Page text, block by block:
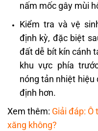
nấm mốc gây mùi
Kiểm tra và vệ
định kỳ, đặc biệt
đất dễ bít kín cánh
khu vực phía
nóng tản nhiệt hiệu
định hơn.
Xem thêm: Giải đáp:
xăng không?